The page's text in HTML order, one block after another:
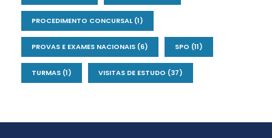
PROCEDIMENTO CONCURSAL(1)
PROVAS E EXAMES NACIONAIS (6) SPO (11)
TURMAS (1) VISITAS DE ESTUDO (37)